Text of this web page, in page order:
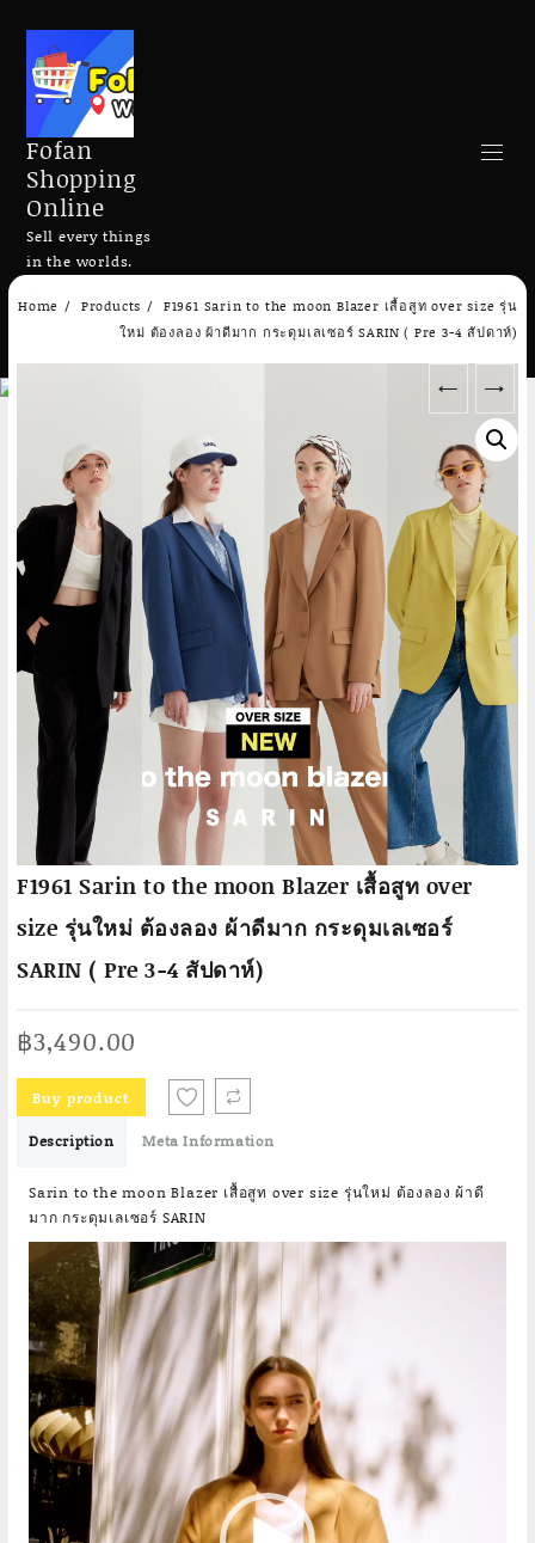
Skip
Fofan
Shopping
Online
Sell every things
in the worlds.
Search
Home Products
F1961 Sarin to the moon Blazer เสื้อสูท over size รุ่น
ใหม่ ต้องลอง ผ้าดีมาก กระดุมเลเซอร์ SARIN ( Pre 3-4 สัปดาห์)
← →
F1961 Sarin to the moon Blazer เสื้อสูท over
size รุ่นใหม่ ต้องลอง ผ้าดีมาก กระดุมเลเซอร์
SARIN ( Pre 3-4 สัปดาห์)
฿3,490.00
Buy product
Description Meta Information
Sarin to the moon Blazer เสื้อสูท over size รุ่นใหม่ ต้องลอง ผ้าดี
มาก กระดุมเลเซอร์ SARIN
Player
Add to cart